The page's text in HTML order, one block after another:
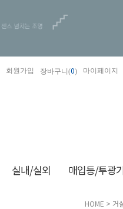
회원가입 장바구니(0) 마이페이지
실내/실외 매입등/투광
HOME > 거